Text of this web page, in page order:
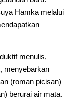
Hamka melalui
menulis,
menyebarkan
(roman picisan)
berurai air mata.